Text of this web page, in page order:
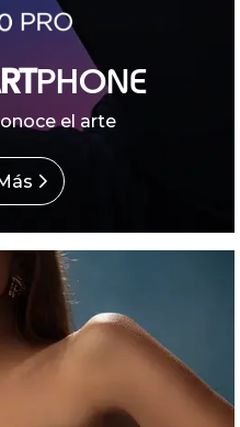
PHONE
el arte